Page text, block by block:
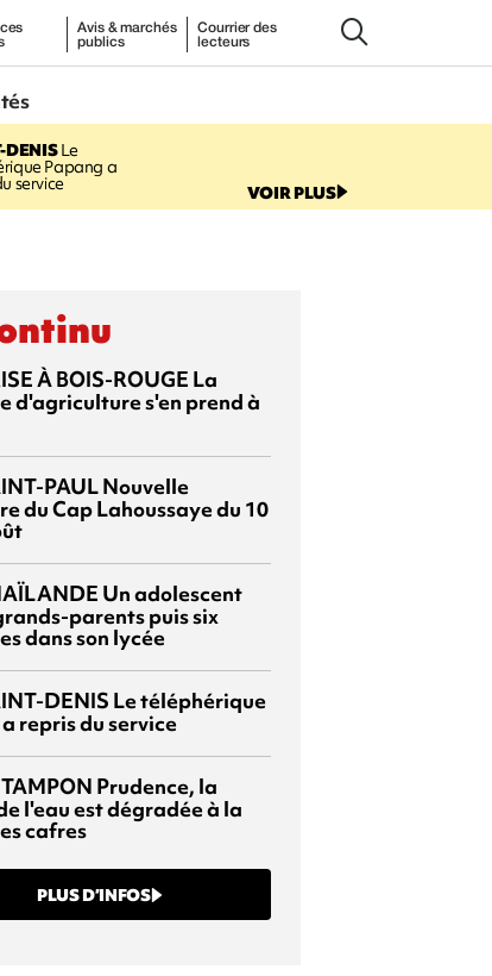
Avis & marchés
publics
Courrier des
lecteurs
DENISLe
Papang a
service VOIR PLUS
À BOIS-ROUGE La
d'agriculture s'en prend à
PAULNouvelle
du Cap Lahoussaye du 10
Un adolescent
parents puis six
dans son lycée
DENIS Le téléphérique
repris du service
Prudence, la
l'eau est dégradée à la
cafres
PLUS D’INFOS